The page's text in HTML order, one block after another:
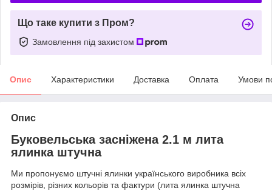
Що таке купити з Пром?
Замовлення під захистом
Опис Характеристики Доставка Оплата Умови
Опис
Буковельська засніжена 2.1 м лита
ялинка штучна
Ми пропонуємо штучні ялинки українського виробника всіх
розмірів, різних кольорів та фактури (лита ялинка штучна